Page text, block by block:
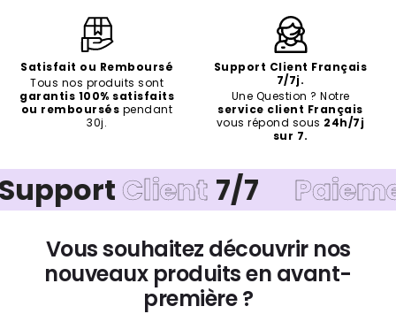
Satisfait ou Remboursé
Tous nos produits sont
garantis 100% satisfaits
ou remboursés pendant
30j.
Support Client Français
7/7j.
Une Question ? Notre
service client Français
vous répond sous 24h/7j
sur 7.
Client 7/7 Paiement
Vous souhaitez découvrir nos
nouveaux produits en avant-
première ?